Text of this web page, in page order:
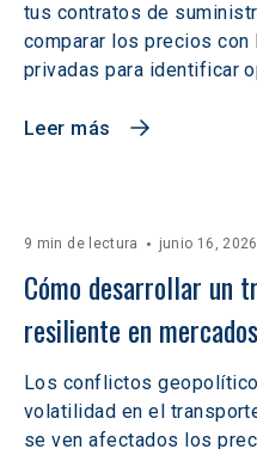
tus contratos de
comparar los precios
privadas para identificar
Leer más
9 min de lectura junio 16, 2026
Cómo desarrollar un
resiliente en
Los conflictos
volatilidad en el
se ven afectados los